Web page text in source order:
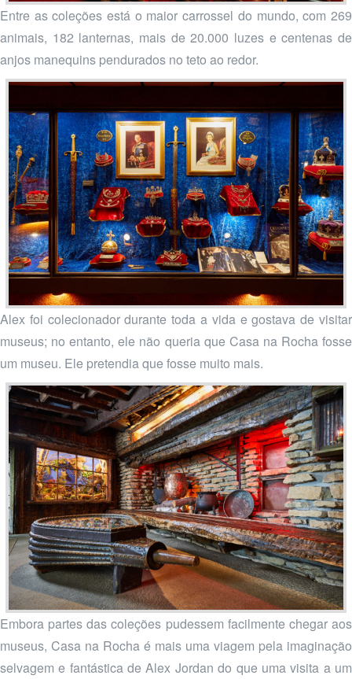
Entre as coleções está o maior carrossel do mundo, com 269
animais, 182 lanternas, mais de 20.000 luzes e centenas de
anjos manequins pendurados no teto ao redor.
Alex foi colecionador durante toda a vida e gostava de visitar
museus; no entanto, ele não queria que Casa na Rocha fosse
um museu. Ele pretendia que fosse muito mais.
Embora partes das coleções pudessem facilmente chegar aos
museus, Casa na Rocha é mais uma viagem pela imaginação
selvagem e fantástica de Alex Jordan do que uma visita a um